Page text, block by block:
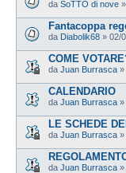
da SoTTO di nove »
Fantacoppa
da Diabolik68 » 02/
COME
da Juan Burrasca »
CALENDARIO
da Juan Burrasca »
LE SCHEDE
da Juan Burrasca »
da Juan Burrasca »